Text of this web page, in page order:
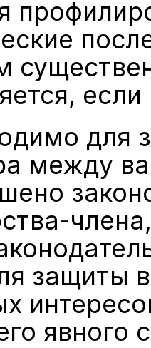
для
между
защиты
явного